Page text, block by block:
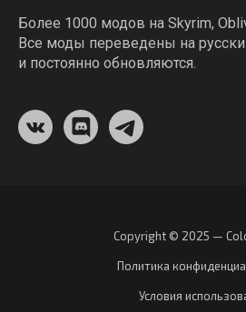
Более 1000 модов на Skyrim,
Все моды переведены на
и постоянно обновляются.
Copyright © 2025 —
Политика
Условия